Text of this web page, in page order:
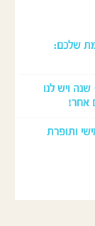
שלכם:
כי יוון היא הבית והמומחיות שלנו מעל 15 שנה ויש לנו
אחר!
ותופרת